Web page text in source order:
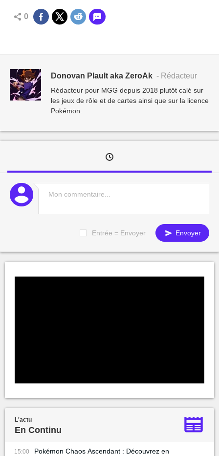
0
Donovan Plault aka ZeroAk - Rédacteur
Rédacteur pour MGG depuis 2018 plutôt calé sur
les jeux de rôle et de cartes ainsi que sur la licence
Pokémon.
Entrée = Envoyer Envoyer
L'actu
En Continu
15:00
Pokémon Chaos Ascendant : Découvrez en